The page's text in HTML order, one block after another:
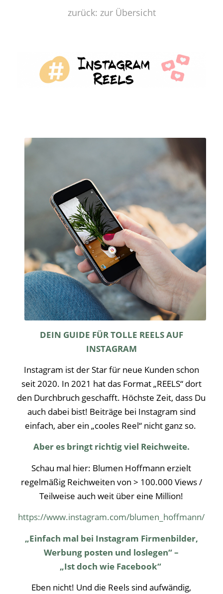
zurück: zur Übersicht
DEIN GUIDE FÜR TOLLE REELS AUF
INSTAGRAM
Instagram ist der Star für neue Kunden schon
seit 2020. In 2021 hat das Format „REELS“ dort
den Durchbruch geschafft. Höchste Zeit, dass Du
auch dabei bist! Beiträge bei Instagram sind
einfach, aber ein „cooles Reel“ nicht ganz so.
Aber es bringt richtig viel Reichweite.
Schau mal hier: Blumen Hoffmann erzielt
regelmäßig Reichweiten von > 100.000 Views /
Teilweise auch weit über eine Million!
https://www.instagram.com/blumen_hoffmann/
„Einfach mal bei Instagram Firmenbilder,
Werbung posten und loslegen“ –
„Ist doch wie Facebook“
Eben nicht! Und die Reels sind aufwändig,